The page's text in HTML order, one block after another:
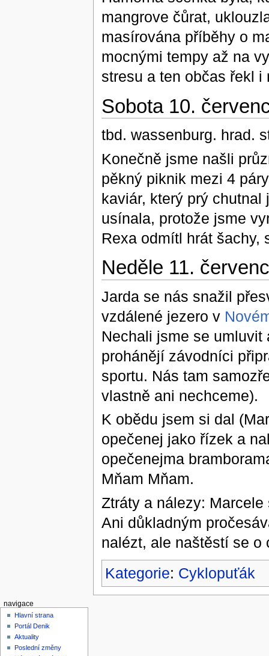
mangrove čůrat,
masírována příběhy o
mocnými tempy až na
stresu a ten občas řekl
Sobota 10.
tbd. wassenburg. hrad.
Konečně jsme našli
pěkný piknik mezi 4
kaviár, který prý
usínala, protože jsme
Rexa odmítl hrát šachy,
Neděle 11.
Jarda se nás snažil
vzdálené jezero v
Nechali jsme se
prohánějí závodníci
sportu. Nás tam
vlastně ani nechceme).
K obědu jsem si dal
opečenej jako řízek a
opečenejma
Mňam Mňam.
Ztráty a nálezy:
Ani důkladným
nalézt, ale naštěstí se
Kategorie: Cyklopuťák
navigace
Hlavní strana
Portál Denik
Aktuality
Poslední změny